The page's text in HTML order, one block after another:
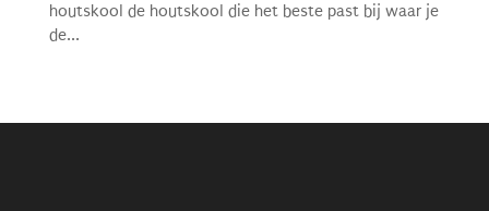
houtskool de houtskool die het beste past bij waar je
de...